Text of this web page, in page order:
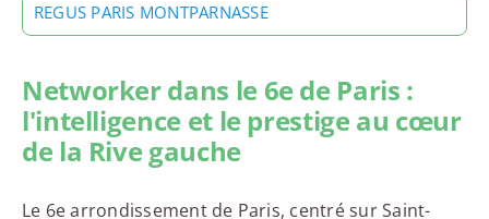
REGUS PARIS MONTPARNASSE
Networker dans le 6e de Paris :
l'intelligence et le prestige au cœur
de la Rive gauche
Le 6e arrondissement de Paris, centré sur Saint-